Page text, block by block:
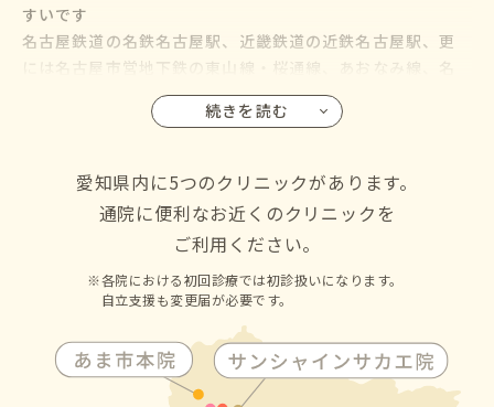
すいです
名古屋鉄道の名鉄名古屋駅、近畿鉄道の近鉄名古屋駅、更
には名古屋市営地下鉄の東山線・桜通線、あおなみ線、名
鉄バス・名古屋市営バスも名古屋駅に乗り入れているので、
名古屋市の千種区・東区・北区・西区・中村区・中区・昭
区・名東区・天白区にお住いの方からも通院して頂けます
続きを読む
愛知県内に5つのクリニックがあります。
通院に便利なお近くのクリニックを
ご利用ください。
各院における初回診療では初診扱いになります。
自立支援も変更届が必要です。